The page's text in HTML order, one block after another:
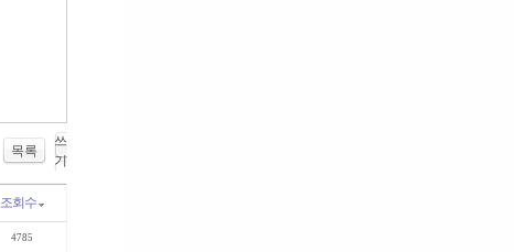
목록
쓰
기
조회수
4785